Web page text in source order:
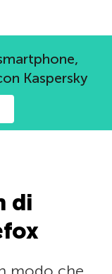
Kaspersky
Kaspersky
di